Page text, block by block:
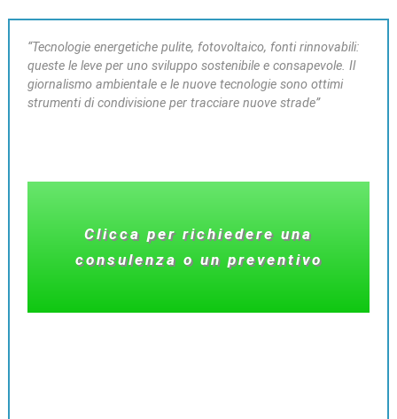
“Tecnologie energetiche pulite, fotovoltaico, fonti rinnovabili:
queste le leve per uno sviluppo sostenibile e consapevole. Il
giornalismo ambientale e le nuove tecnologie sono ottimi
strumenti di condivisione per tracciare nuove strade”
Clicca per richiedere una
consulenza o un preventivo